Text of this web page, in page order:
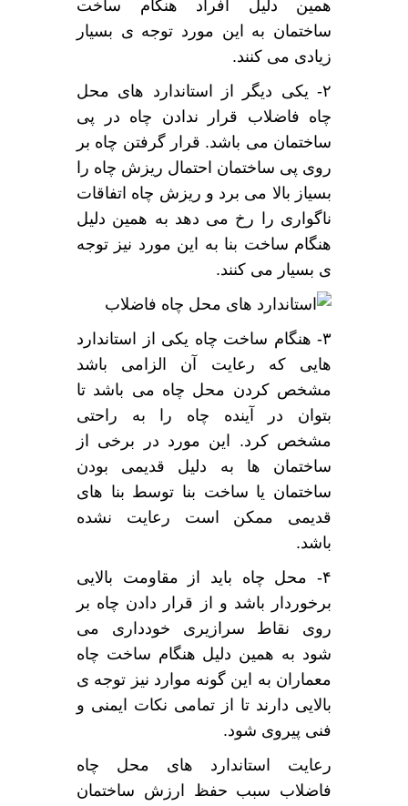
همین دلیل افراد هنگام ساخت
ساختمان به این مورد توجه ی بسیار
زیادی می کنند.
۲- یکی دیگر از استاندارد های محل
چاه فاضلاب قرار ندادن چاه در پی
ساختمان می باشد. قرار گرفتن چاه بر
روی پی ساختمان احتمال ریزش چاه را
بسیاز بالا می برد و ریزش چاه اتفاقات
ناگواری را رخ می دهد به همین دلیل
هنگام ساخت بنا به این مورد نیز توجه
ی بسیار می کنند.
۳- هنگام ساخت چاه یکی از استاندارد
هایی که رعایت آن الزامی باشد
مشخص کردن محل چاه می باشد تا
بتوان در آینده چاه را به راحتی
مشخص کرد. این مورد در برخی از
ساختمان ها به دلیل قدیمی بودن
ساختمان یا ساخت بنا توسط بنا های
قدیمی ممکن است رعایت نشده
باشد.
۴- محل چاه باید از مقاومت بالایی
برخوردار باشد و از قرار دادن چاه بر
روی نقاط سرازیری خودداری می
شود به همین دلیل هنگام ساخت چاه
معماران به این گونه موارد نیز توجه ی
بالایی دارند تا از تمامی نکات ایمنی و
فنی پیروی شود.
رعایت استاندارد های محل چاه
فاضلاب سبب حفظ ارزش ساختمان